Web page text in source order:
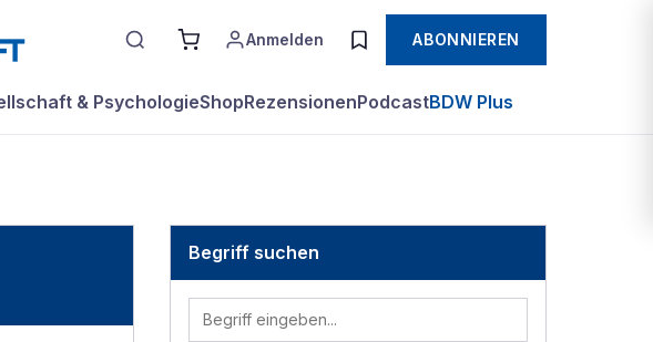
Anmelden ABONNIEREN
& PsychologieShopRezensionenPodcastBDW Plus
Begriff suchen